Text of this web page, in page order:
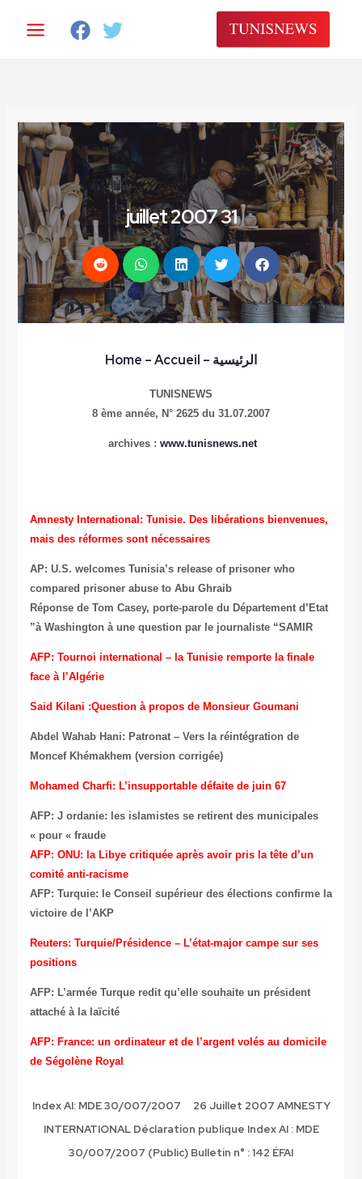
المحتوى
31 juillet 2007
Home – Accueil – الرئيسية
TUNISNEWS
8 ème année, N° 2625 du 31.07.2007
archives : www.tunisnews.net
Amnesty International: Tunisie. Des libérations bienvenues,
mais des réformes sont nécessaires
AP: U.S. welcomes Tunisia’s release of prisoner who
compared prisoner abuse to Abu Ghraib
Réponse de Tom Casey, porte-parole du Département d’Etat
à Washington à une question par le journaliste “SAMIR”
AFP: Tournoi international – la Tunisie remporte la finale
face à l’Algérie
Said Kilani :Question à propos de Monsieur Goumani
Abdel Wahab Hani: Patronat – Vers la réintégration de
Moncef Khémakhem (version corrigée)
Mohamed Charfi: L’insupportable défaite de juin 67
AFP: J ordanie: les islamistes se retirent des municipales
pour « fraude »
AFP: ONU: la Libye critiquée après avoir pris la tête d’un
comité anti-racisme
AFP: Turquie: le Conseil supérieur des élections confirme la
victoire de l’AKP
Reuters: Turquie/Présidence – L’état-major campe sur ses
positions
AFP: L’armée Turque redit qu’elle souhaite un président
attaché à la laïcité
AFP: France: un ordinateur et de l’argent volés au domicile
de Ségolène Royal
Index AI: MDE 30/007/2007 26 Juillet 2007 AMNESTY
INTERNATIONAL Déclaration publique Index AI : MDE
30/007/2007 (Public) Bulletin n° : 142 ÉFAI